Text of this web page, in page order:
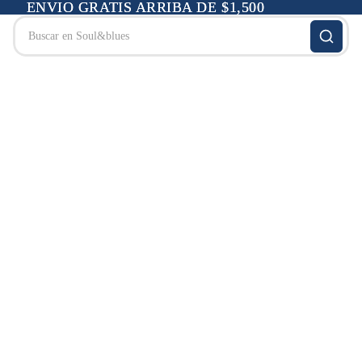
ENVIO GRATIS ARRIBA DE $1,500
ENVIO GRATIS ARRIBA DE $1,500